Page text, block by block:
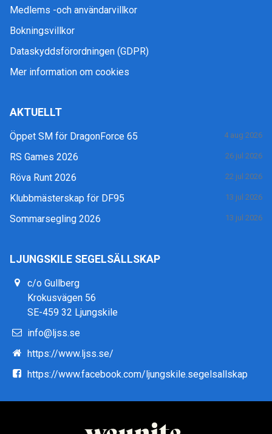
Medlems -och användarvillkor
Bokningsvillkor
Dataskyddsförordningen (GDPR)
Mer information om cookies
AKTUELLT
Öppet SM för DragonForce 65 4 aug 2026
RS Games 2026 26 jul 2026
Röva Runt 2026 22 jul 2026
Klubbmästerskap för DF95 13 jul 2026
Sommarsegling 2026 13 jul 2026
LJUNGSKILE SEGELSÄLLSKAP
c/o Gullberg
Krokusvägen 56
SE-459 32 Ljungskile
info@ljss.se
https://www.ljss.se/
https://www.facebook.com/ljungskile.segelsallskap